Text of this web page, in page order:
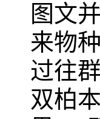
图文
来物
过往
双柏